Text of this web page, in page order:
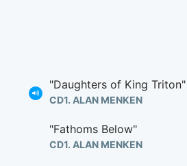
"Daughters of King Triton"
CD1. ALAN MENKEN
"Fathoms Below"
CD1. ALAN MENKEN